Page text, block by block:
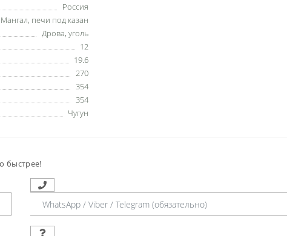
Россия
Мангал, печи под казан
Дрова, уголь
12
19.6
270
354
354
Чугун
быстрее!